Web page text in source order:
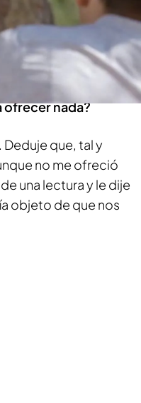
era de que el
de omisión,
está
privilegiada.
ofrecer nada?
que, tal y
no me ofreció
una lectura y le dije
objeto de que nos